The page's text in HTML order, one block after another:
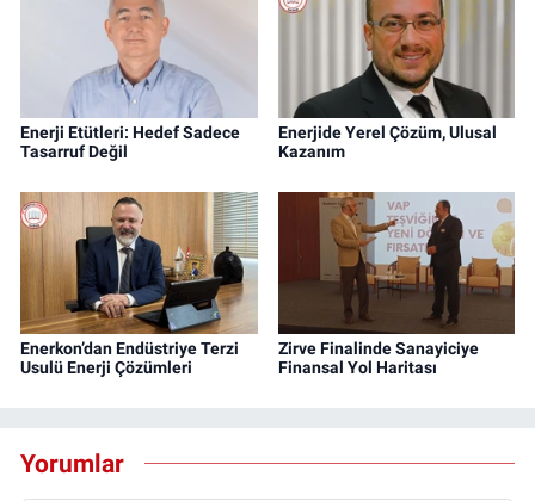
Enerji Etütleri: Hedef Sadece
Tasarruf Değil
Enerjide Yerel Çözüm, Ulusal
Kazanım
Enerkon’dan Endüstriye Terzi
Usulü Enerji Çözümleri
Zirve Finalinde Sanayiciye
Finansal Yol Haritası
Yorumlar